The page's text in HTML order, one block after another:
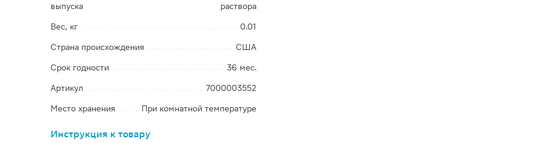
выпуска
раствора
Вес, кг 0.01
Страна происхождения США
Срок годности 36 мес.
Артикул 7000003552
Место хранения При комнатной температуре
Инструкция к товару